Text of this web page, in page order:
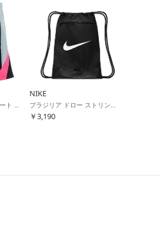
NIKE
￥3,190